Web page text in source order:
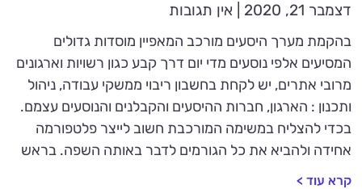
דצמבר 21, 2020 אין תגובות
בהקמת מערך היסעים מורכב המאפיין מוסדות גדולים
המסיעים אלפי נוסעים מדי יום דרך קבע כגון רשויות וארגונים
מרובי אתרים, יש לקחת בחשבון ריבוי ממשקי עבודה, ניהול
ותכנון : הארגון, חברות ההיסעים והקבלנים והנוסעים עצמם.
בכדי להצליח במשימה המורכבת חשוב לייצר פלטפורמה
אחידה ולהביא את כל הגורמים לדבר באותה השפה. בראש
קרא עוד >